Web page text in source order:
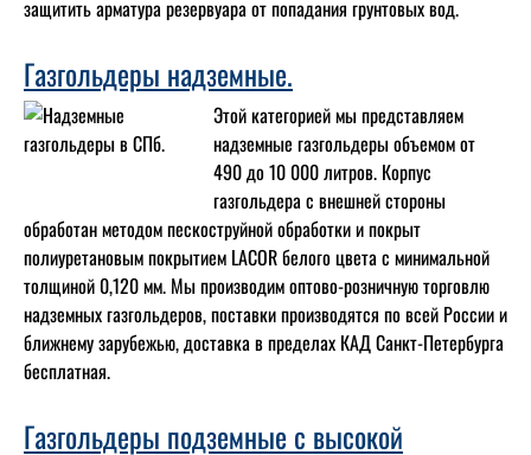
защитить арматура резервуара от попадания грунтовых вод.
Газгольдеры надземные.
Этой категорией мы представляем
надземные газгольдеры объемом от
490 до 10 000 литров. Корпус
газгольдера с внешней стороны
обработан методом пескоструйной обработки и покрыт
полиуретановым покрытием LACOR белого цвета с минимальной
толщиной 0,120 мм. Мы производим оптово-розничную торговлю
надземных газгольдеров, поставки производятся по всей России и
ближнему зарубежью, доставка в пределах КАД Санкт-Петербурга
бесплатная.
Газгольдеры подземные с высокой